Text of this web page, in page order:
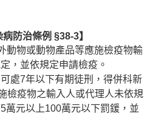
防治條例 §38-3】
動物或動物產品等應施檢疫物輸
，並依規定申請檢疫。
處7年以下有期徒刑，得併科新
檢疫物之輸入人或代理人未依規
萬元以上100萬元以下罰鍰，並